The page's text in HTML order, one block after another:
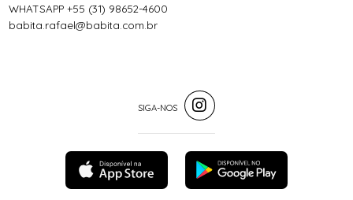
WHATSAPP +55 (31) 98652-4600
babita.rafael@babita.com.br